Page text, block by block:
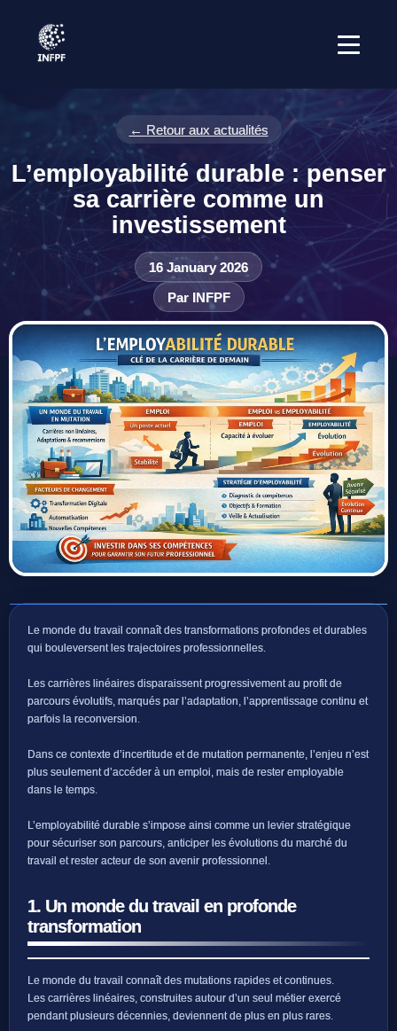
← Retour aux actualités
L’employabilité durable : penser
sa carrière comme un
investissement
16 January 2026
Par INFPF
Le monde du travail connaît des transformations profondes et durables
qui bouleversent les trajectoires professionnelles.
Les carrières linéaires disparaissent progressivement au profit de
parcours évolutifs, marqués par l’adaptation, l’apprentissage continu et
parfois la reconversion.
Dans ce contexte d’incertitude et de mutation permanente, l’enjeu n’est
plus seulement d’accéder à un emploi, mais de rester employable
dans le temps.
L’employabilité durable s’impose ainsi comme un levier stratégique
pour sécuriser son parcours, anticiper les évolutions du marché du
travail et rester acteur de son avenir professionnel.
1. Un monde du travail en profonde
transformation
Le monde du travail connaît des mutations rapides et continues.
Les carrières linéaires, construites autour d’un seul métier exercé
pendant plusieurs décennies, deviennent de plus en plus rares.